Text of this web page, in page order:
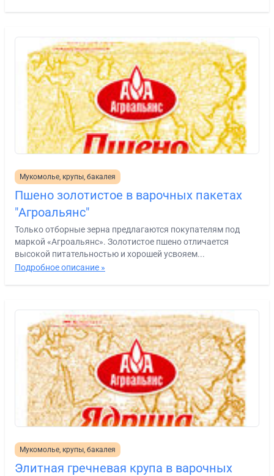
Мукомолье, крупы, бакалея
Пшено золотистое в варочных пакетах
"Агроальянс"
Только отборные зерна предлагаются покупателям под
маркой «Агроальянс». Золотистое пшено отличается
высокой питательностью и хорошей усвояем...
Подробное описание »
Мукомолье, крупы, бакалея
Элитная гречневая крупа в варочных